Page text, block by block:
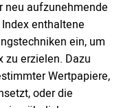
aufzunehmende
enthaltene
ein, um
zu erzielen. Dazu
Wertpapiere,
oder die